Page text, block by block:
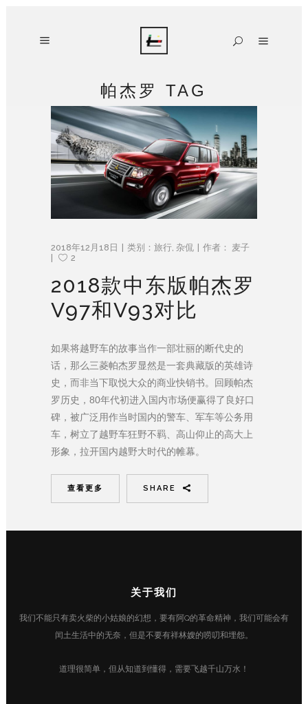
帕杰罗 TAG
2018年12月18日 类别： 旅行 杂侃 作者： 麦子
2
2018款中东版帕杰罗
V97和V93对比
如果将越野车的故事当作一部壮丽的断代史的
话，那么三菱帕杰罗显然是一套典藏版的英雄诗
史，而非当下取悦大众的商业快销书。回顾帕杰
罗历史，80年代初进入国内市场便赢得了良好口
碑，被广泛用作当时国内的警车、军车等公务用
车，树立了越野车狂野不羁、高山仰止的高大上
形象，拉开国内越野大时代的帷幕。
查看更多 SHARE
关于我们
我们不能只有卖火柴的小姑娘的幻想，要有阿Q的革命精神，我们可能会有
闰土生活中的无奈，但是不要有祥林嫂的唠叨和埋怨。
道理很简单，但从知道到懂得，需要飞越千山万水！